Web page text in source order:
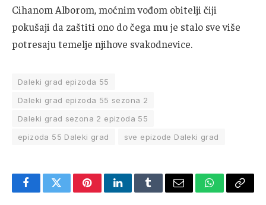
Cihanom Alborom, moćnim vođom obitelji čiji
pokušaji da zaštiti ono do čega mu je stalo sve više
potresaju temelje njihove svakodnevice.
Daleki grad epizoda 55
Daleki grad epizoda 55 sezona 2
Daleki grad sezona 2 epizoda 55
epizoda 55 Daleki grad
sve epizode Daleki grad
FacebookTwitterPinterestLinkedInTumblrEmail WhatsApp
Copy